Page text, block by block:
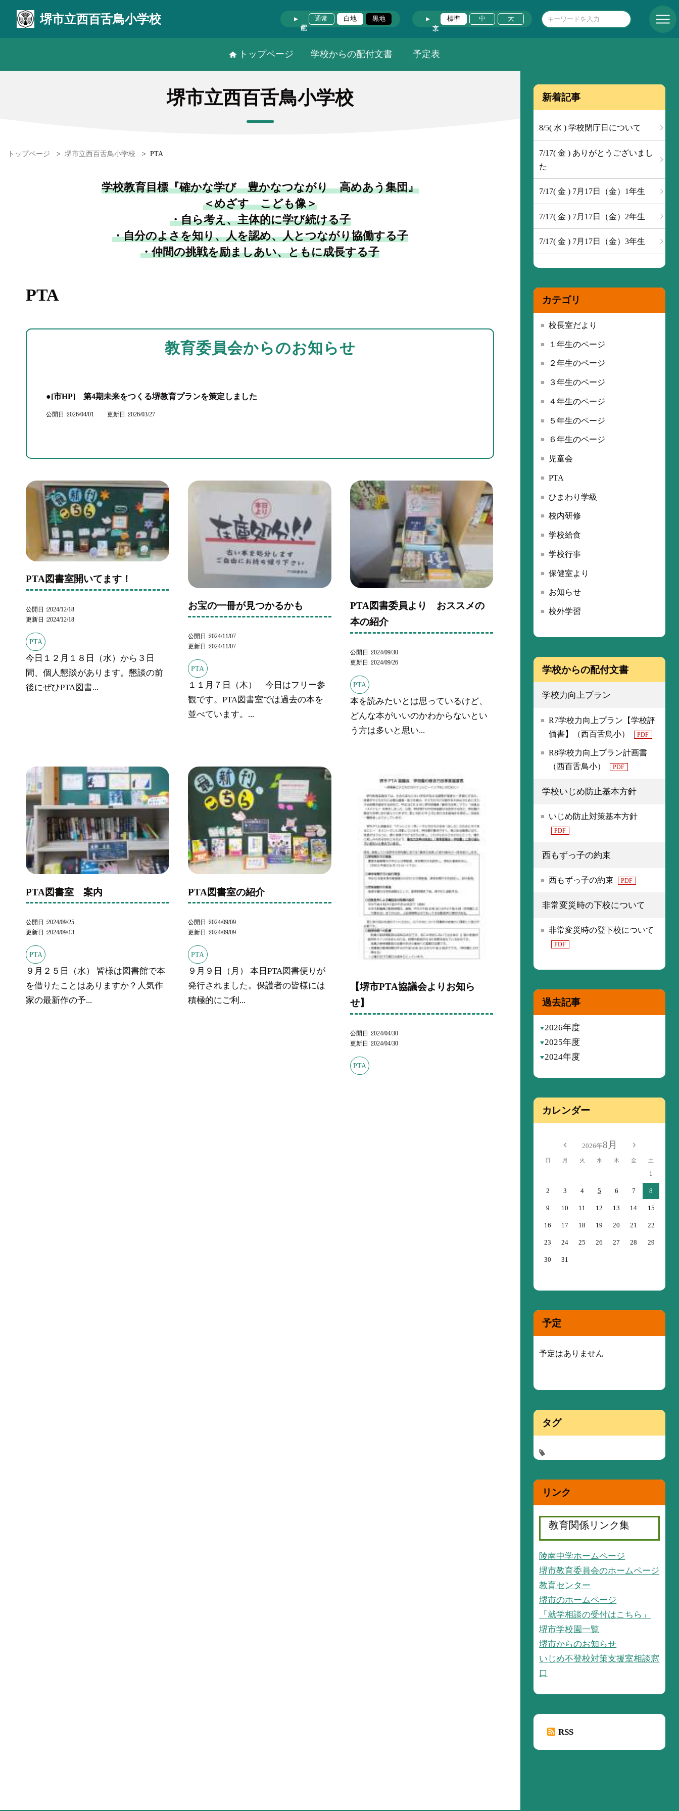
堺市立西百舌鳥小学校 通常 白地 黒地 標準 中 大
トップページ 学校からの配付文書 予定表
堺市立西百舌鳥小学校
トップページ > 堺市立西百舌鳥小学校 > PTA
学校教育目標『確かな学び 豊かなつながり 高めあう集団』
＜めざす こども像＞
・自ら考え、主体的に学び続ける子
・自分のよさを知り、人を認め、人とつながり協働する子
・仲間の挑戦を励ましあい、ともに成長する子
PTA
教育委員会からのお知らせ
●[市HP] 第4期未来をつくる堺教育プランを策定しました
公開日 2026/04/01 更新日 2026/03/27
PTA図書室開いてます！
公開日
2024/12/18
更新日
2024/12/18
PTA
今日１２月１８日（水）から３日
間、個人懇談があります。懇談の前
後にぜひPTA図書...
お宝の一冊が見つかるかも
公開日
2024/11/07
更新日
2024/11/07
PTA
１１月７日（木） 今日はフリー参
観です。PTA図書室では過去の本を
並べています。...
PTA図書委員より おススメの
本の紹介
公開日 2024/09/30
更新日 2024/09/26
PTA
本を読みたいとは思っているけど、
どんな本がいいのかわからないとい
う方は多いと思い...
PTA図書室 案内
公開日
2024/09/25
更新日
2024/09/13
PTA
９月２５日（水） 皆様は図書館で本
を借りたことはありますか？人気作
家の最新作の予...
PTA図書室の紹介
公開日
2024/09/09
更新日
2024/09/09
PTA
９月９日（月） 本日PTA図書便りが
発行されました。保護者の皆様には
積極的にご利...
【堺市PTA協議会よりお知ら
せ】
公開日 2024/04/30
更新日 2024/04/30
PTA
新着記事
8/5( 水 ) 学校閉庁日について
7/17( 金 ) ありがとうございまし
た
7/17( 金 ) 7月17日（金）1年生
7/17( 金 ) 7月17日（金）2年生
7/17( 金 ) 7月17日（金）3年生
カテゴリ
校長室だより
１年生のページ
２年生のページ
３年生のページ
４年生のページ
５年生のページ
６年生のページ
児童会
PTA
ひまわり学級
校内研修
学校給食
学校行事
保健室より
お知らせ
校外学習
学校からの配付文書
学校力向上プラン
R7学校力向上プラン【学校評
価書】（西百舌鳥小）
PDF
R8学校力向上プラン計画書
（西百舌鳥小）
PDF
学校いじめ防止基本方針
いじめ防止対策基本方針
PDF
西もずっ子の約束
西もずっ子の約束 PDF
非常変災時の下校について
非常変災時の登下校について
PDF
過去記事
2026年度
2025年度
2024年度
カレンダー
2026年8月
日 月 火 水 木 金 土
1
2 3 4 5 6 7 8
9 10 11 12 13 14 15
16 17 18 19 20 21 22
23 24 25 26 27 28 29
30 31
予定
予定はありません
タグ
リンク
教育関係リンク集
陵南中学ホームページ
堺市教育委員会のホームページ
教育センター
堺市のホームページ
「就学相談の受付はこちら」
堺市学校園一覧
堺市からのお知らせ
いじめ不登校対策支援室相談窓
口
RSS